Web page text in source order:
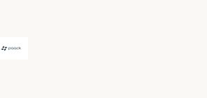
Shipping Method
InPost Shipping Method